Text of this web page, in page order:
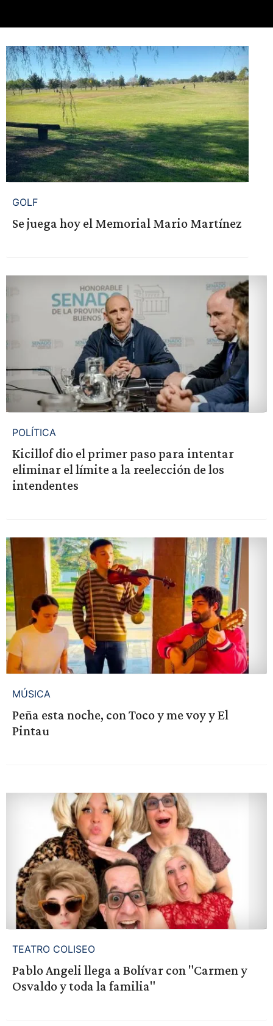
GOLF
Se juega hoy el Memorial Mario Martínez
POLÍTICA
Kicillof dio el primer paso para intentar
eliminar el límite a la reelección de los
intendentes
MÚSICA
Peña esta noche, con Toco y me voy y El
Pintau
TEATRO COLISEO
Pablo Angeli llega a Bolívar con "Carmen y
Osvaldo y toda la familia"